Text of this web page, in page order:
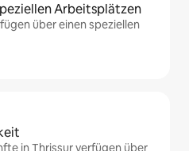
Arbeitsplätzen
über einen speziellen
in Thrissur verfügen über